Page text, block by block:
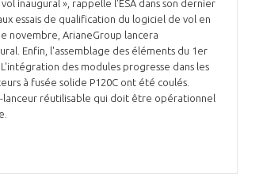
inaugural », rappelle l'ESA dans son dernier
essais de qualification du logiciel de vol en
novembre, ArianeGroup lancera
Enfin, l'assemblage des éléments du 1er
des modules progresse dans les
à fusée solide P120C ont été coulés.
réutilisable qui doit être opérationnel